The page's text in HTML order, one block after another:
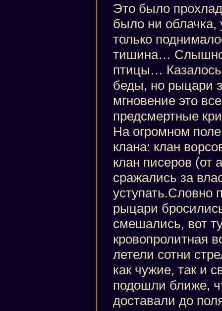
Это было
было ни облачка,
только
тишина…
птицы…
беды, но рыцари
мгновение это
предсмертные
На огромном
клана: клан
клан писеров (от
сражались за
уступать.Словно
рыцари
смешались, вот
кровопролитная
летели сотни
как чужие, так и
подошли ближе,
доставали до